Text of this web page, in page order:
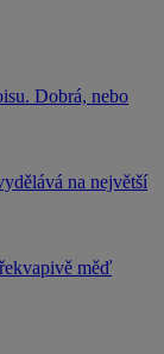
Dobrá, nebo
na největší
měď